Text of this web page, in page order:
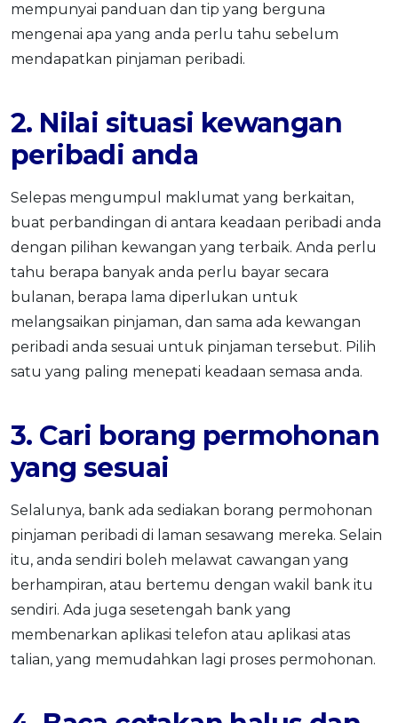
mempunyai panduan dan tip yang berguna
mengenai apa yang anda perlu tahu sebelum
mendapatkan pinjaman peribadi.
2. Nilai situasi kewangan
peribadi anda
Selepas mengumpul maklumat yang berkaitan,
buat perbandingan di antara keadaan peribadi anda
dengan pilihan kewangan yang terbaik. Anda perlu
tahu berapa banyak anda perlu bayar secara
bulanan, berapa lama diperlukan untuk
melangsaikan pinjaman, dan sama ada kewangan
peribadi anda sesuai untuk pinjaman tersebut. Pilih
satu yang paling menepati keadaan semasa anda.
3. Cari borang permohonan
yang sesuai
Selalunya, bank ada sediakan borang permohonan
pinjaman peribadi di laman sesawang mereka. Selain
itu, anda sendiri boleh melawat cawangan yang
berhampiran, atau bertemu dengan wakil bank itu
sendiri. Ada juga sesetengah bank yang
membenarkan aplikasi telefon atau aplikasi atas
talian, yang memudahkan lagi proses permohonan.